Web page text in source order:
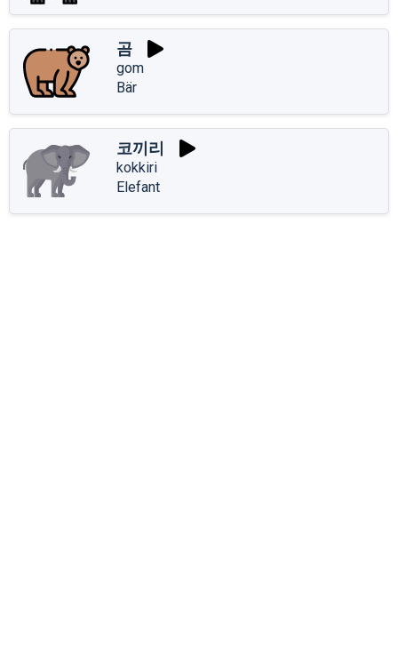
곰
gom
Bär
코끼리
kokkiri
Elefant